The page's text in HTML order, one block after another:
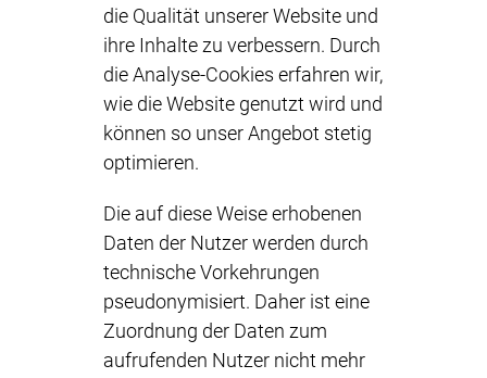
die Qualität unserer Website und
ihre Inhalte zu verbessern. Durch
die Analyse-Cookies erfahren wir,
wie die Website genutzt wird und
können so unser Angebot stetig
optimieren.
Die auf diese Weise erhobenen
Daten der Nutzer werden durch
technische Vorkehrungen
pseudonymisiert. Daher ist eine
Zuordnung der Daten zum
aufrufenden Nutzer nicht mehr